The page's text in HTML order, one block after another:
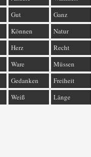
Gut Ganz
Können Natur
Herz Recht
Ware Müssen
Gedanken Freiheit
Weiß Länge